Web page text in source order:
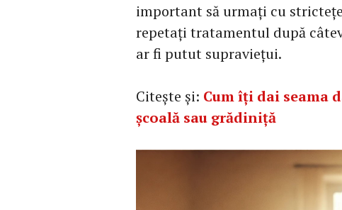
important să urmați cu
repetați tratamentul după
ar fi putut supraviețui.
Citește și: Cum îți dai seama
școală sau grădiniță